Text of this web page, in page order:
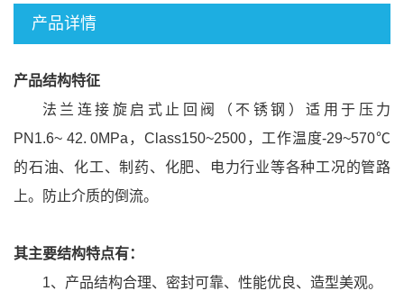
产品详情
产品结构特征
法兰连接旋启式止回阀（不锈钢）适用于压力
PN1.6~ 42. 0MPa，Class150~2500，工作温度-29~570℃
的石油、化工、制药、化肥、电力行业等各种工况的管路
上。防止介质的倒流。
其主要结构特点有：
1、产品结构合理、密封可靠、性能优良、造型美观。